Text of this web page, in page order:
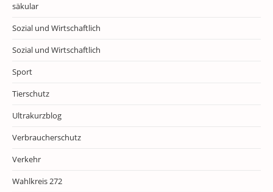
säkular
Sozial und Wirtschaftlich
Sozial und Wirtschaftlich
Sport
Tierschutz
Ultrakurzblog
Verbraucherschutz
Verkehr
Wahlkreis 272